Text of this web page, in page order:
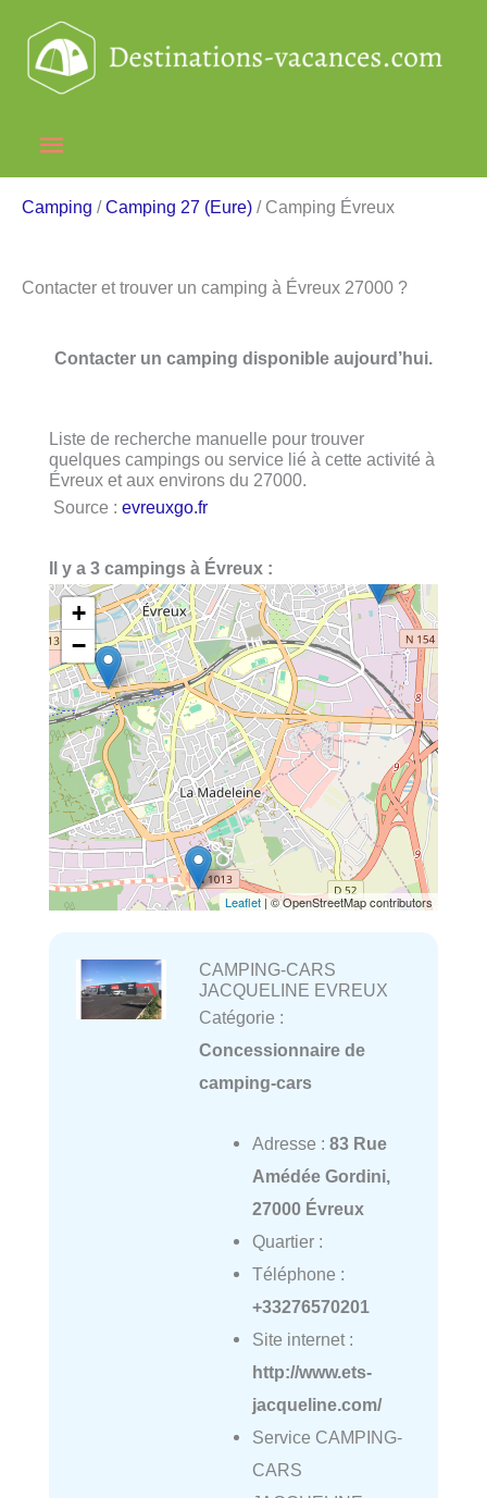
contenu
Menu
principal
Camping /Camping 27 (Eure) / Camping Évreux
Contacter et trouver un camping à Évreux 27000 ?
Contacter un camping disponible aujourd’hui.
Liste de recherche manuelle pour trouver
quelques campings ou service lié à cette activité à
Évreux et aux environs du 27000.
Source : evreuxgo.fr
Il y a 3 campings à Évreux :
+
−
Leaflet | © OpenStreetMap contributors
CAMPING-CARS
JACQUELINE EVREUX
Catégorie :
Concessionnaire de
camping-cars
Adresse : 83 Rue
Amédée Gordini,
27000 Évreux
Quartier :
Téléphone :
+33276570201
Site internet :
http://www.ets-
jacqueline.com/
Service CAMPING-
CARS